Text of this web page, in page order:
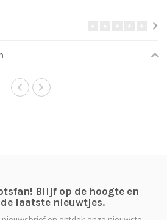
Blijf op de hoogte en
laatste nieuwtjes.